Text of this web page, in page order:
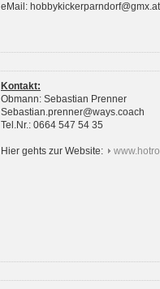
eMail: hobbykickerparndorf@gmx.at
Kontakt:
Obmann: Sebastian Prenner
Sebastian.prenner@ways.coach
Tel.Nr.: 0664 547 54 35
Hier gehts zur Website: